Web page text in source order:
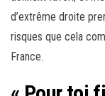
d’extrême droite
risques que cela
France.